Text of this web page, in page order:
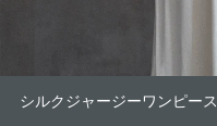
シルクジャージーワンピース